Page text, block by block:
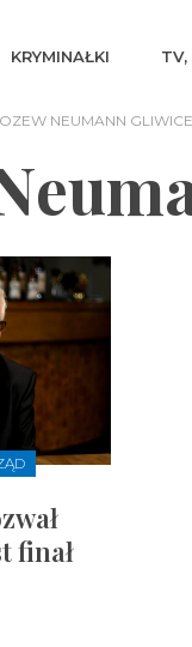
KRYMINAŁKI TV,
NEUMANN GLIWICE
finał